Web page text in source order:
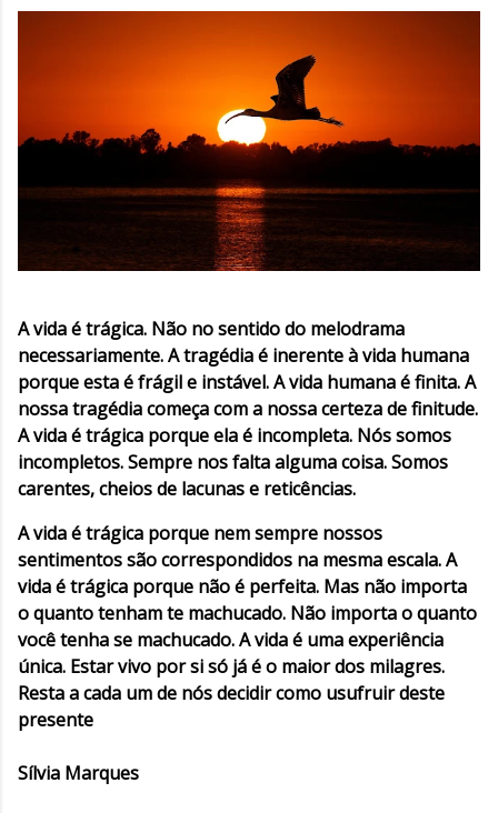
A vida é trágica. Não no sentido do melodrama
necessariamente. A tragédia é inerente à vida humana
porque esta é frágil e instável. A vida humana é finita. A
nossa tragédia começa com a nossa certeza de finitude.
A vida é trágica porque ela é incompleta. Nós somos
incompletos. Sempre nos falta alguma coisa. Somos
carentes, cheios de lacunas e reticências.
A vida é trágica porque nem sempre nossos
sentimentos são correspondidos na mesma escala. A
vida é trágica porque não é perfeita. Mas não importa
o quanto tenham te machucado. Não importa o quanto
você tenha se machucado. A vida é uma experiência
única. Estar vivo por si só já é o maior dos milagres.
Resta a cada um de nós decidir como usufruir deste
presente
Sílvia Marques